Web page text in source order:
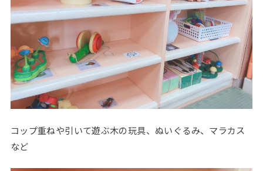
コップ重ねや引いて遊ぶ木の玩具、ぬいぐるみ、マラカス
など